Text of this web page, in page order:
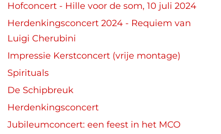
Hofconcert - Hille voor de som, 10 juli 2024
Herdenkingsconcert 2024 - Requiem van
Luigi Cherubini
Impressie Kerstconcert (vrije montage)
Spirituals
De Schipbreuk
Herdenkingsconcert
Jubileumconcert: een feest in het MCO